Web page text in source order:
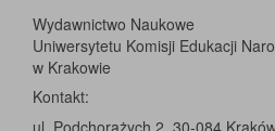
Wydawnictwo Naukowe
Uniwersytetu Komisji Edukacji
w Krakowie
Kontakt:
ul. Podchorążych 2, 30-084